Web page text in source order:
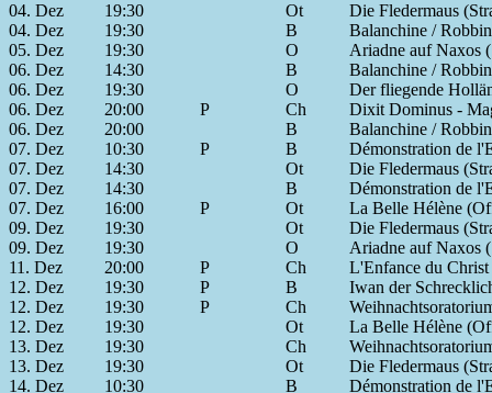
04. Dez
19:30 Ot
Die Fledermaus
04. Dez
19:30 B
Balanchine /
05. Dez
19:30 O
Ariadne auf Naxos
06. Dez
14:30 B
Balanchine /
06. Dez
19:30 O
Der fliegende
06. Dez
20:00 P Ch
Dixit Dominus -
06. Dez
20:00 B
Balanchine /
07. Dez
10:30 P B
Démonstration de
07. Dez
14:30 Ot
Die Fledermaus
07. Dez
14:30 B
Démonstration de
07. Dez
16:00 P Ot
La Belle Hélène
09. Dez
19:30 Ot
Die Fledermaus
09. Dez
19:30 O
Ariadne auf Naxos
11. Dez
20:00 P Ch
L'Enfance du
12. Dez
19:30 P B
Iwan der
12. Dez
19:30 P Ch
12. Dez
19:30 Ot
La Belle Hélène
13. Dez
19:30 Ch
13. Dez
19:30 Ot
Die Fledermaus
14. Dez
10:30 B
Démonstration de